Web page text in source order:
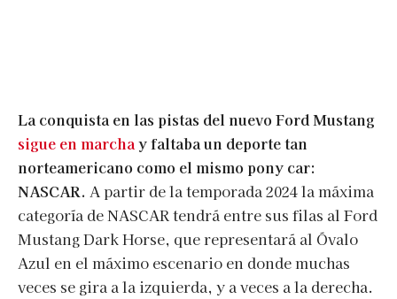
La conquista en las pistas del nuevo Ford Mustang
sigue en marchay faltaba un deporte tan
norteamericano como el mismo pony car:
NASCAR. A partir de la temporada 2024 la máxima
categoría de NASCAR tendrá entre sus filas al Ford
Mustang Dark Horse, que representará al Óvalo
Azul en el máximo escenario en donde muchas
veces se gira a la izquierda, y a veces a la derecha.